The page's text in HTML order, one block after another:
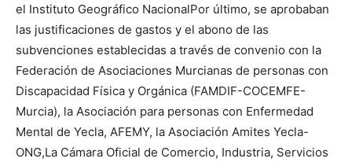
el Instituto Geográfico NacionalPor último, se aprobaban
las justificaciones de gastos y el abono de las
subvenciones establecidas a través de convenio con la
Federación de Asociaciones Murcianas de personas con
Discapacidad Física y Orgánica (FAMDIF-COCEMFE-
Murcia), la Asociación para personas con Enfermedad
Mental de Yecla, AFEMY, la Asociación Amites Yecla-
ONG,La Cámara Oficial de Comercio, Industria, Servicios